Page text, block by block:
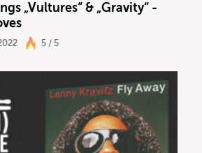
„Vultures“ & „Gravity“ -
5 / 5